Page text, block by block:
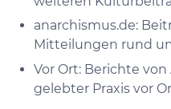
anarchismus.de:
Mitteilungen rund
Vor Ort: Berichte
gelebter Praxis vor